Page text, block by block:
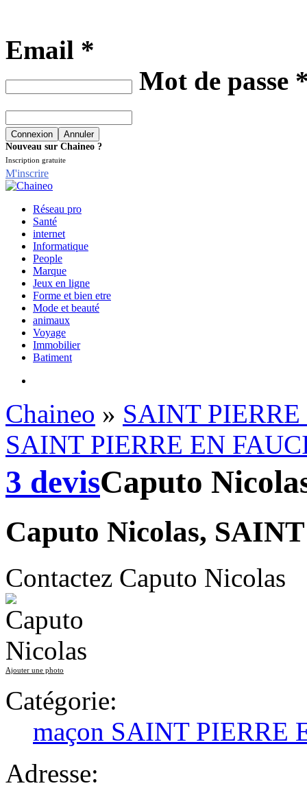
Email *
Mot de passe
Nouveau sur Chaineo ?
Inscription gratuite
M'inscrire
Réseau pro
Santé
internet
Informatique
People
Marque
Jeux en ligne
Forme et bien etre
Mode et beauté
animaux
Voyage
Immobilier
Batiment
Chaineo » SAINT
SAINT PIERRE EN
3 devisCaputo
Caputo Nicolas,
Contactez Caputo Nicolas
Ajouter une photo
Catégorie:
maçon SAINT PIERRE
Adresse: